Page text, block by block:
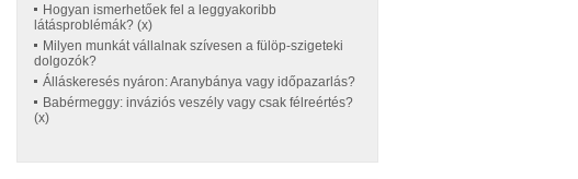
Hogyan ismerhetőek fel a leggyakoribb
látásproblémák? (x)
Milyen munkát vállalnak szívesen a fülöp-szigeteki
dolgozók?
Álláskeresés nyáron: Aranybánya vagy időpazarlás?
Babérmeggy: inváziós veszély vagy csak félreértés?
(x)